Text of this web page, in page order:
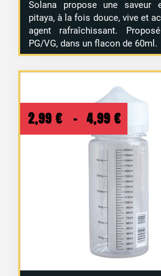
Solana propose une saveur
pitaya, à la fois douce, vive et
agent rafraîchissant.
PG/VG, dans un flacon de 60ml.
2,99 € – 4,99 €
de
prix :
2,99 €
à
4,99 €